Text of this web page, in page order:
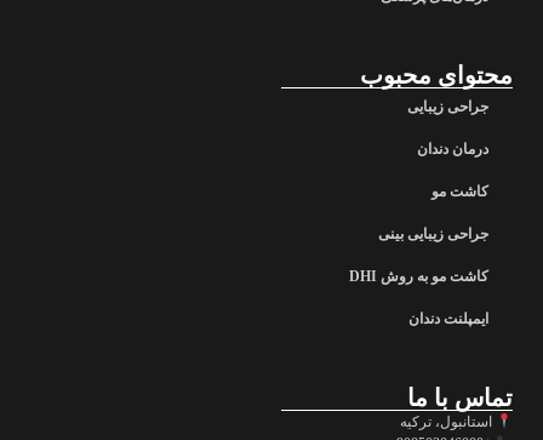
محتوای محبوب
جراحی زیبایی
درمان دندان
کاشت مو
جراحی زیبایی بینی
کاشت مو به روش DHI
ایمپلنت دندان
تماس با ما
استانبول، ترکیه